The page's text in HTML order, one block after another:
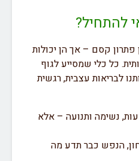
להתחיל?
פתרון קסם – אך הן יכולות
כל כלי שמסייע לגוף
לבריאות עצבית, רגשית
נשימה ותנועה – אלא
הנפש כבר תדע מה